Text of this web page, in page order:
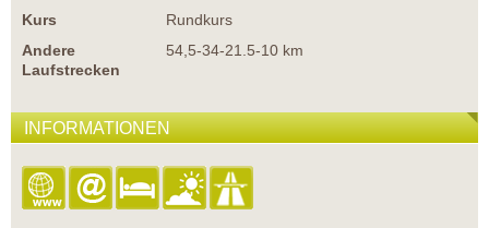
Kurs
Rundkurs
Andere
Laufstrecken
54,5-34-21.5-10 km
INFORMATIONEN